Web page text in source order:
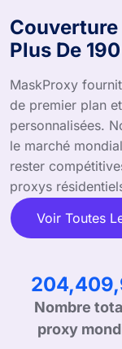
Plus De
MaskProxy
de premier plan
personnalisées.
le marché
rester
proxys
Voir Toutes
Nombre
proxy